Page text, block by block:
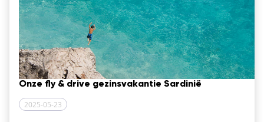
Onze fly & drive gezinsvakantie Sardinië
2025-05-23